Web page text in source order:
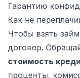
Гарантию
Как не
Чтобы взять
договор.
стоимость
проценты,